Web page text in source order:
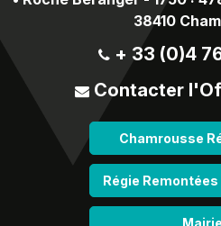
38410
+ 33 (0)4
Contacter
Chamrousse
Régie
Mairie